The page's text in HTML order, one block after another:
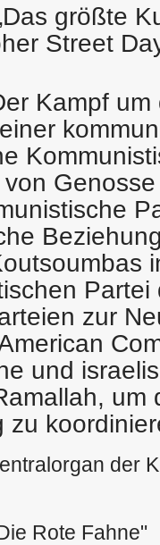
größte
Street
Kampf
zur
und
um
zu
der
Rote Fahne"